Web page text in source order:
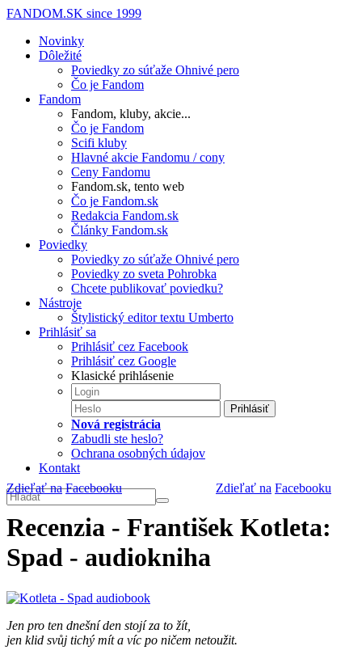
FANDOM.SK since 1999
Novinky
Dôležité
Poviedky zo súťaže Ohnivé pero
Čo je Fandom
Fandom
Fandom, kluby, akcie...
Čo je Fandom
Scifi kluby
Hlavné akcie Fandomu / cony
Ceny Fandomu
Fandom.sk, tento web
Čo je Fandom.sk
Redakcia Fandom.sk
Články Fandom.sk
Poviedky
Poviedky zo súťaže Ohnivé pero
Poviedky zo sveta Pohrobka
Chcete publikovať poviedku?
Nástroje
Štylistický editor textu Umberto
Prihlásiť sa
Prihlásiť cez Facebook
Prihlásiť cez Google
Klasické prihlásenie
Prihlásiť
Nová registrácia
Zabudli ste heslo?
Ochrana osobných údajov
Kontakt
Zdieľať na Facebooku
Zdieľať na Facebooku
Recenzia - František Kotleta:
Spad - audiokniha
Jen pro ten dnešní den stojí za to žít,
jen klid svůj tichý mít a víc po ničem netoužit.